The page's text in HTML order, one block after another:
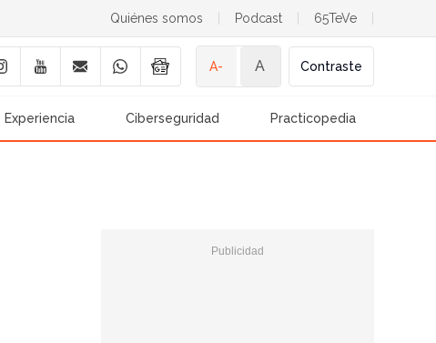
Quiénes somos Podcast 65TeVe
A- A Contraste
Experiencia Ciberseguridad Practicopedia